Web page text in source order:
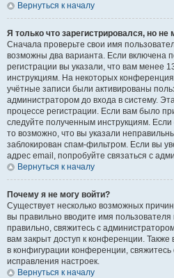
Вернуться к началу
Я только что зарегистрировался, но не
Сначала проверьте свои имя
возможны два варианта. Если включена
регистрации вы указали, что вам менее
инструкциям. На некоторых
учётные записи были активированы
администратором до входа в систему.
процессе регистрации. Если вам было
следуйте полученным инструкциям.
то возможно, что вы указали
заблокирован спам-фильтром. Если вы
адрес email, попробуйте связаться с
Вернуться к началу
Почему я не могу войти?
Существует несколько возможных
вы правильно вводите имя
правильно, свяжитесь с
вам закрыт доступ к конференции.
в конфигурации конференции,
исправления настроек.
Вернуться к началу